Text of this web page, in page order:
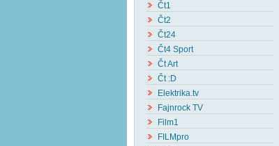
Čt1
Čt2
Čt24
Čt4 Sport
Čt Art
Čt :D
Elektrika.tv
Fajnrock TV
Film1
FILMpro